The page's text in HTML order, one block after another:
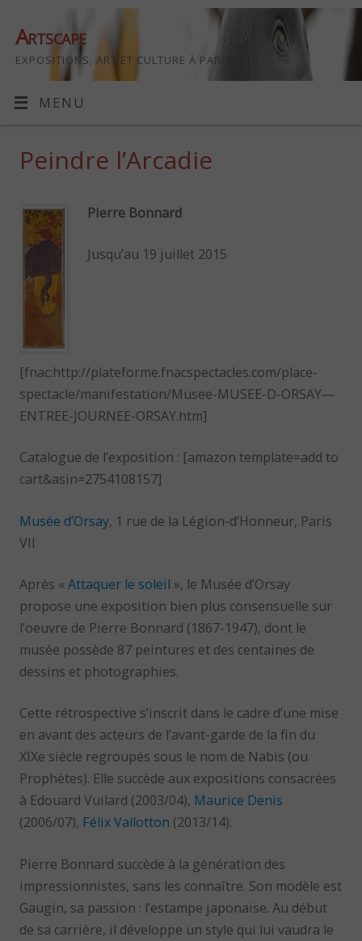
Artscape
EXPOSITIONS, ART ET CULTURE À PARIS
MENU
Peindre l’Arcadie
Pierre Bonnard
Jusqu’au 19 juillet 2015
[fnac:http://plateforme.fnacspectacles.com/place-
spectacle/manifestation/Musee-MUSEE-D-ORSAY—
ENTREE-JOURNEE-ORSAY.htm]
Catalogue de l’exposition : [amazon template=add to
cart&asin=2754108157]
Musée d’Orsay, 1 rue de la Légion-d’Honneur, Paris
VII
Après «Attaquer le soleil », le Musée d’Orsay
propose une exposition bien plus consensuelle sur
l’oeuvre de Pierre Bonnard (1867-1947), dont le
musée possède 87 peintures et des centaines de
dessins et photographies.
Cette rétrospective s’inscrit dans le cadre d’une mise
en avant des acteurs de l’avant-garde de la fin du
XIXe siècle regroupés sous le nom de Nabis (ou
Prophètes). Elle succède aux expositions consacrées
à Edouard Vuilard (2003/04), Maurice Denis
(2006/07), Félix Vallotton (2013/14).
Pierre Bonnard succède à la génération des
impressionnistes, sans les connaître. Son modèle est
Gaugin, sa passion : l’estampe japonaise. Au début
de sa carrière, il développe un style qui lui vaudra le